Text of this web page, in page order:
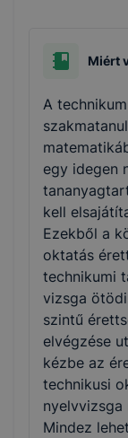
Miért
A
egy idegen
kell
Ezekből a
oktatás
technikumi
vizsga
szintű
elvégzése
kézbe az
technikusi
nyelvvizsga
Mindez